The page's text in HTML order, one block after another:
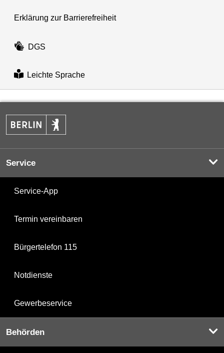
Erklärung zur Barrierefreiheit
DGS
Leichte Sprache
Service
Service-App
Termin vereinbaren
Bürgertelefon 115
Notdienste
Gewerbeservice
Behörden